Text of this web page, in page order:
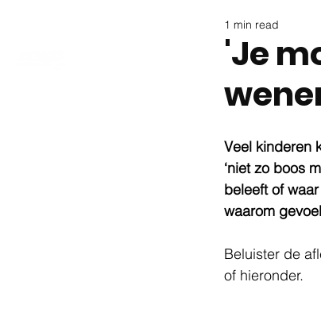
'Je
1 min read
Veel kinderen
‘niet zo boos
beleeft of
waarom
Beluister de
of hieronder.